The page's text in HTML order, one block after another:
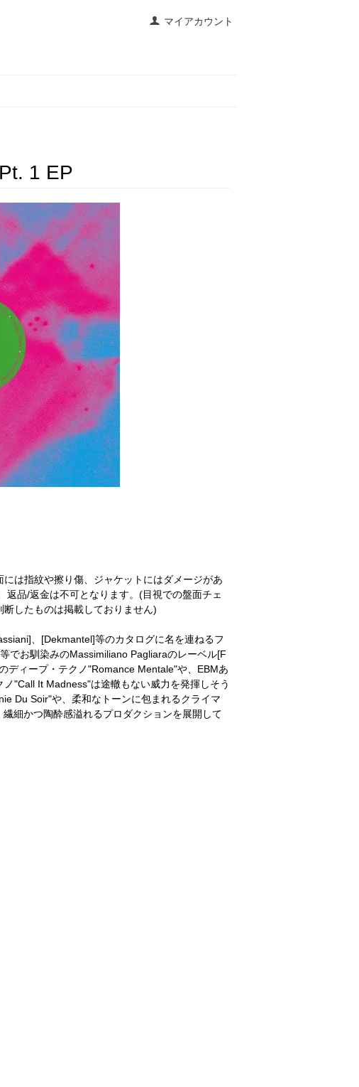
マイアカウント
1 EP
は指紋や擦り傷、ジャケットにはダメージがあ
品/返金は不可となります。(目視での盤面チェ
したものは掲載しておりません)
、[Dekmantel]等のカタログに名を連ねるフ
でお馴染みのMassimiliano Pagliaraのレーベル[F
ディープ・テクノ"Romance Mentale"や、EBMあ
"Call It Madness"は途轍もない威力を発揮しそう
Du Soir"や、柔和なトーンに包まれるクライマ
細かつ陶酔感溢れるプロダクションを展開して